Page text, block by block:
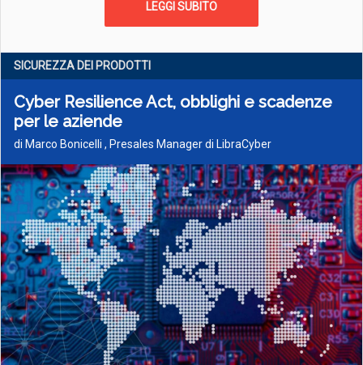
LEGGI SUBITO
SICUREZZA DEI PRODOTTI
Cyber Resilience Act, obblighi e scadenze
per le aziende
di Marco Bonicelli , Presales Manager di LibraCyber